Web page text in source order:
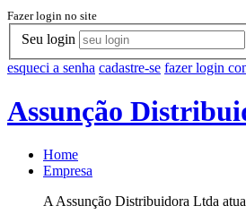
Fazer login no site
Seu login
esqueci a senha cadastre-se fazer login
Assunção
Home
Empresa
A Assunção Distribuidora Ltda